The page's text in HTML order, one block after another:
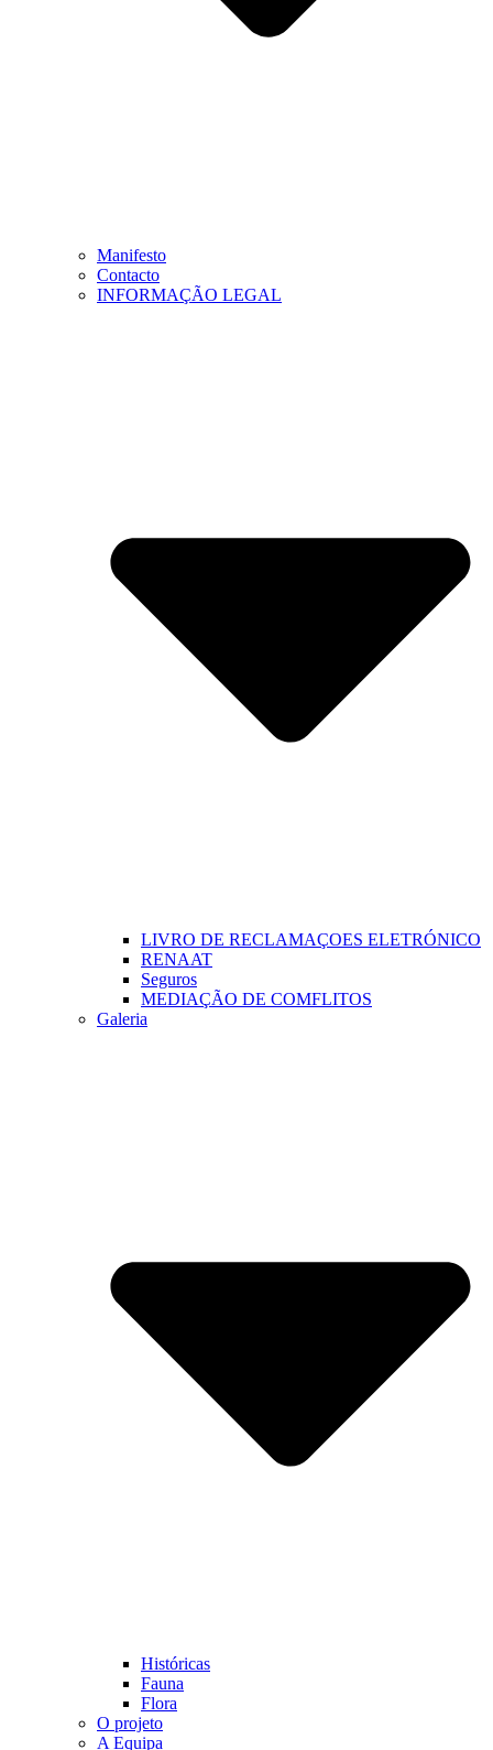
Manifesto
Contacto
INFORMAÇÃO LEGAL
LIVRO DE RECLAMAÇOES ELETRÓNICO
RENAAT
Seguros
MEDIAÇÃO DE COMFLITOS
Galeria
Históricas
Fauna
Flora
O projeto
A Equipa